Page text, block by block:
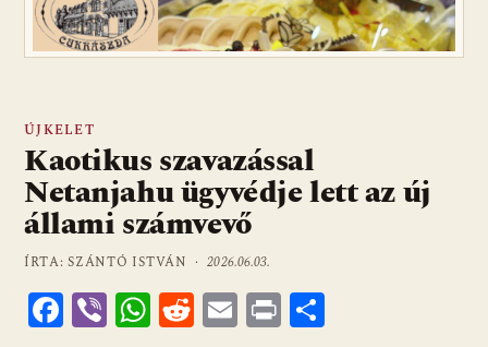
ÚJKELET
Kaotikus szavazással
Netanjahu ügyvédje lett az új
állami számvevő
ÍRTA: SZÁNTÓ ISTVÁN ·2026.06.03.
F Vi W R E Pr